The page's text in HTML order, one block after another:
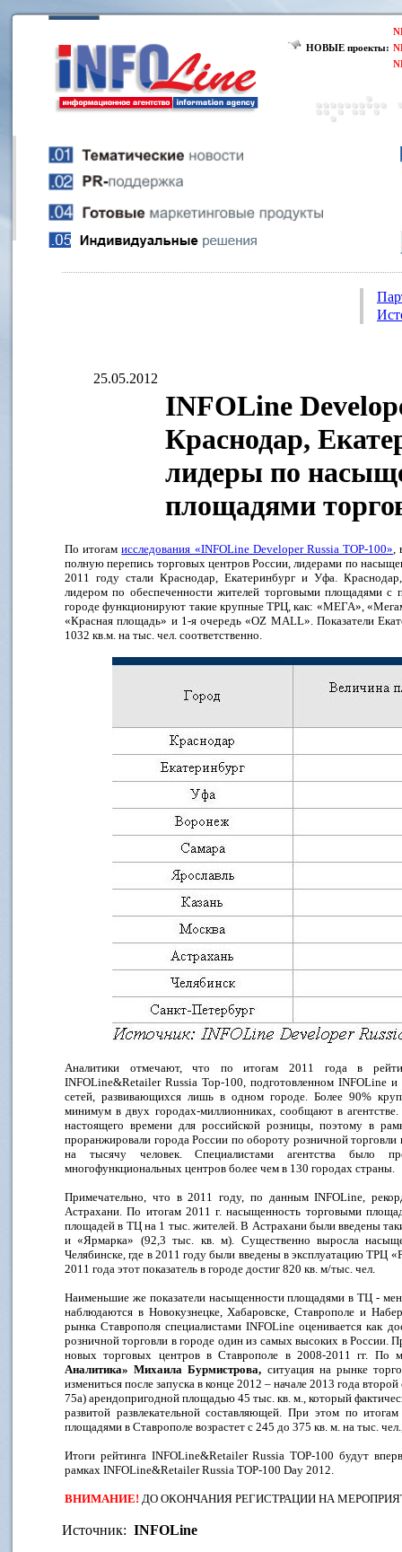
НОВЫЕ проекты:
25.05.2012
INFOLine
Краснодар,
лидеры по
площадями
По итогамисследования «INFOLine Developer Russia TOP-100»,
полную перепись торговых центров России, лидерами по
2011 году стали Краснодар, Екатеринбург и Уфа.
лидером по обеспеченности жителей торговыми площадями
городе функционируют такие крупные ТРЦ, как: «МЕГА»,
«Красная площадь» и 1-я очередь «OZ MALL». Показатели
1032 кв.м. на тыс. чел. соответственно.
Аналитики отмечают, что по итогам 2011 года в
INFOLine&Retailer Russia Top-100, подготовленном INFOLine
сетей, развивающихся лишь в одном городе. Более 90%
минимум в двух городах-миллионниках, сообщают в
настоящего времени для российской розницы, поэтому в
проранжировали города России по обороту розничной
на тысячу человек. Специалистами агентства было
многофункциональных центров более чем в 130 городах страны.
Примечательно, что в 2011 году, по данным INFOLine,
Астрахани. По итогам 2011 г. насыщенность торговыми
площадей в ТЦ на 1 тыс. жителей. В Астрахани были введены
и «Ярмарка» (92,3 тыс. кв. м). Существенно выросла
Челябинске, где в 2011 году были введены в эксплуатацию ТРЦ
2011 года этот показатель в городе достиг 820 кв. м/тыс. чел.
Наименьшие же показатели насыщенности площадями в ТЦ -
наблюдаются в Новокузнецке, Хабаровске, Ставрополе и
рынка Ставрополя специалистами INFOLine оценивается как
розничной торговли в городе один из самых высоких в России.
новых торговых центров в Ставрополе в 2008-2011 гг. По
Аналитика» Михаила Бурмистрова, ситуация на рынке
измениться после запуска в конце 2012 – начале 2013 года
75а) арендопригодной площадью 45 тыс. кв. м., который
развитой развлекательной составляющей. При этом по
площадями в Ставрополе возрастет с 245 до 375 кв. м. на тыс.
Итоги рейтинга INFOLine&Retailer Russia TOP-100 будут
рамках INFOLine&Retailer Russia TOP-100 Day 2012.
ВНИМАНИЕ! ДО ОКОНЧАНИЯ РЕГИСТРАЦИИ НА
Источник: INFOLine